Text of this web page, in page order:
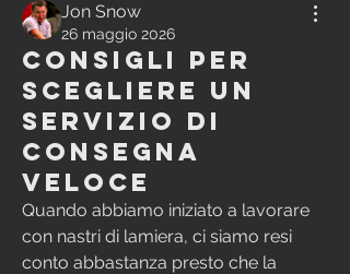
Jon Snow
26 maggio 2026
Consigli per
scegliere un
servizio di
consegna
veloce
Quando abbiamo iniziato a lavorare
con nastri di lamiera, ci siamo resi
conto abbastanza presto che la